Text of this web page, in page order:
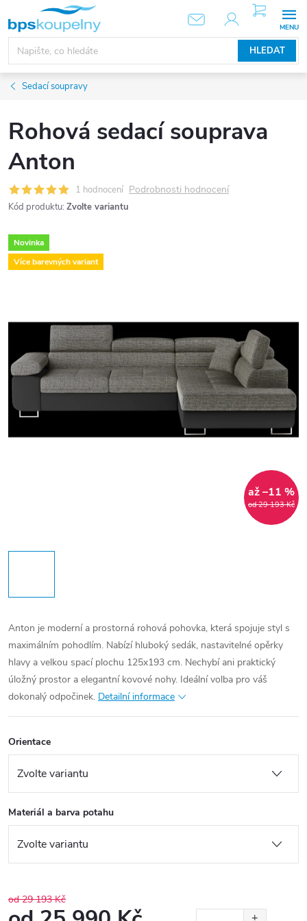
obsah
HLEDAT
NÁKUPNÍ
KOŠÍK
Sedací soupravy
Rohová sedací souprava
Anton
1 hodnocení Podrobnosti hodnocení
Kód produktu: Zvolte variantu
Novinka
Více barevných variant
od 29 193 Kč
až –11 %
Anton je moderní a prostorná rohová pohovka, která spojuje styl s
maximálním pohodlím. Nabízí hluboký sedák, nastavitelné opěrky
hlavy a velkou spací plochu 125x193 cm. Nechybí ani praktický
úložný prostor a elegantní kovové nohy. Ideální volba pro váš
dokonalý odpočinek. Detailní informace
Orientace
Materiál a barva potahu
od 29 193 Kč